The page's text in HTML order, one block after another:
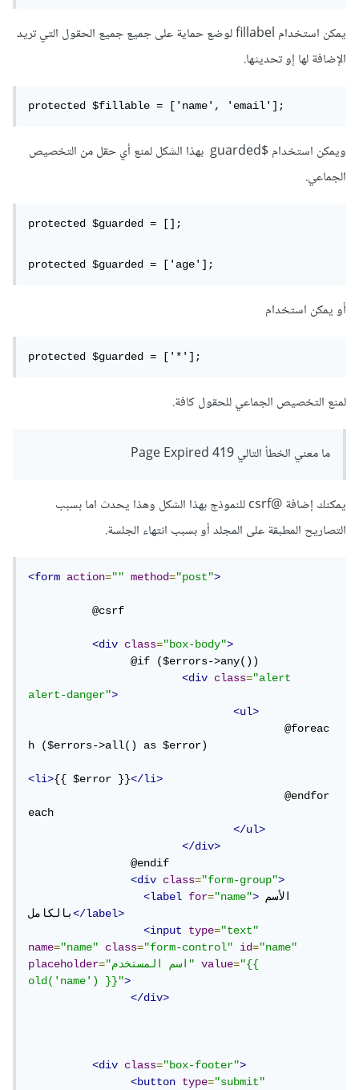
يمكن استخدام fillabel لوضع حماية على جميع جميع الحقول التي تريد
الإضافة لها إو تحديثها.
protected $fillable = ['name', 'email'];
ويمكن استخدام $guarded بهذا الشكل لمنع أي حقل من التخصيص
الجماعي.
protected $guarded = [];
protected $guarded = ['age'];
أو يمكن استخدام
protected $guarded = ['*'];
لمنع التخصيص الجماعي للحقول كافة.
ما معني الخطأ التالي Page Expired 419
يمكنك إضافة @csrf للنموذج بهذا الشكل وهذا يحدث اما بسبب
التصاريح المطبقة على المجلد أو بسبب انتهاء الجلسة.
<form action="" method="post">
<div class="box-body">
		@if ($errors->any())
<div
class="alert
alert-danger">
<ul>
					@foreac
h ($errors->all() as $error)
<li>{{ $error }}</li>
					@endfor
each
</ul>
</div>
		@endif
<div
class="form-group">
<label
for="name"> الأسم
بالكامل</label>
<input
type="text"
name="name" class="form-control" id="name"
placeholder= "اسم المستخدم" value="{{
old('name') }}">
</div>
<div class="box-footer">
<button
type="submit"